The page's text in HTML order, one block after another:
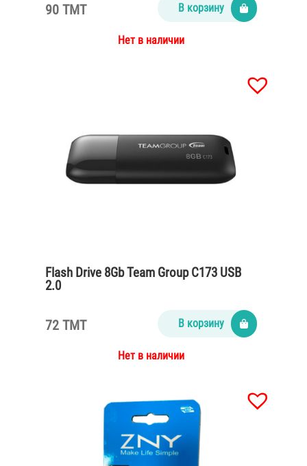
90 TMT В корзину
Нет в наличии
Flash Drive 8Gb Team Group C173 USB
2.0
72 TMT В корзину
Нет в наличии